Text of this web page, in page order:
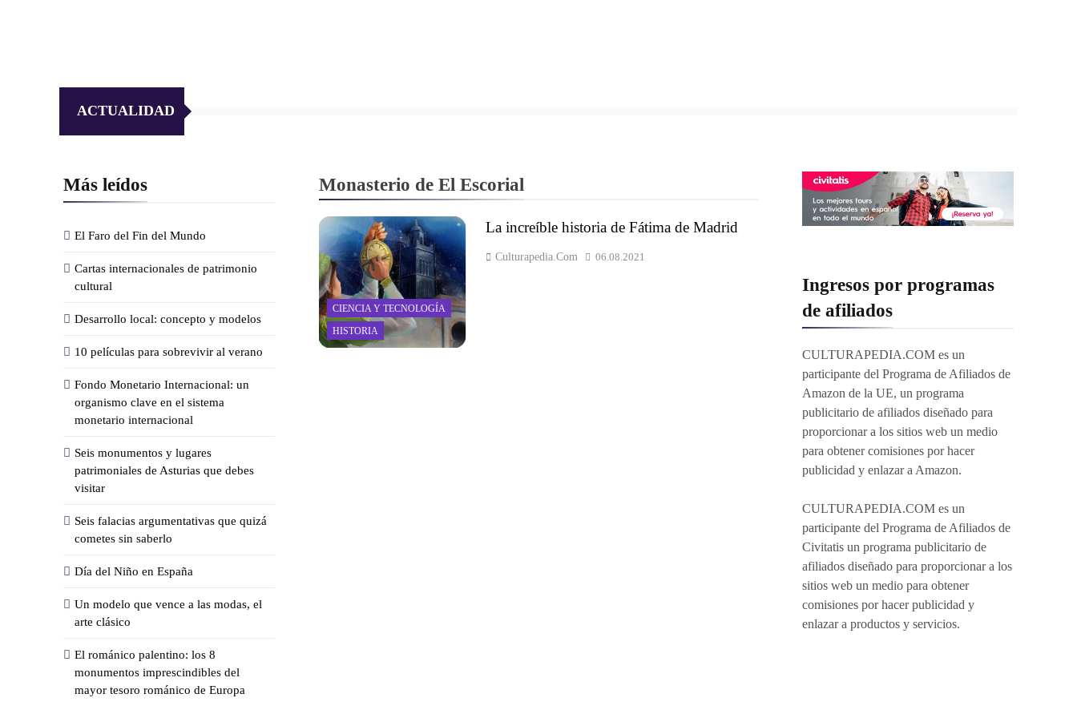
ACTUALIDAD
Más leídos
El Faro del Fin del Mundo
Cartas internacionales de patrimonio
cultural
Desarrollo local: concepto y modelos
10 películas para sobrevivir al verano
Fondo Monetario Internacional: un
organismo clave en el sistema
monetario internacional
Seis monumentos y lugares
patrimoniales de Asturias que debes
visitar
Seis falacias argumentativas que quizá
cometes sin saberlo
Día del Niño en España
Un modelo que vence a las modas, el
arte clásico
El románico palentino: los 8
monumentos imprescindibles del
mayor tesoro románico de Europa
Monasterio de El Escorial
CIENCIA Y TECNOLOGÍA
HISTORIA
La increíble historia de Fátima de Madrid
Culturapedia.com 06.08.2021
Ingresos por programas
de afiliados
CULTURAPEDIA.COM es un
participante del Programa de Afiliados de
Amazon de la UE, un programa
publicitario de afiliados diseñado para
proporcionar a los sitios web un medio
para obtener comisiones por hacer
publicidad y enlazar a Amazon.
CULTURAPEDIA.COM es un
participante del Programa de Afiliados de
Civitatis un programa publicitario de
afiliados diseñado para proporcionar a los
sitios web un medio para obtener
comisiones por hacer publicidad y
enlazar a productos y servicios.